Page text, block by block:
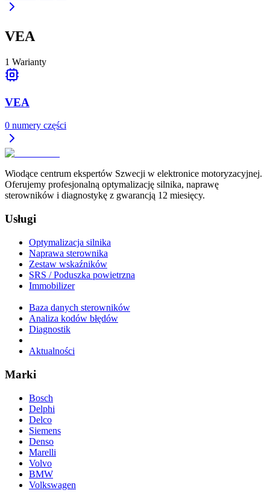
VEA
1 Warianty
VEA
0 numery części
Wiodące centrum ekspertów Szwecji w elektronice motoryzacyjnej.
Oferujemy profesjonalną optymalizację silnika, naprawę
sterowników i diagnostykę z gwarancją 12 miesięcy.
Usługi
Optymalizacja silnika
Naprawa sterownika
Zestaw wskaźników
SRS / Poduszka powietrzna
Immobilizer
Baza danych sterowników
Analiza kodów błędów
Diagnostik
Aktualności
Marki
Bosch
Delphi
Delco
Siemens
Denso
Marelli
Volvo
BMW
Volkswagen